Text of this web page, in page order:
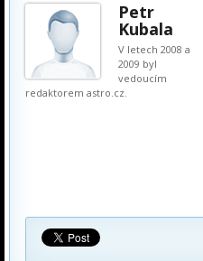
Petr
Kubala
V letech 2008 a
2009 byl
vedoucím
redaktorem astro.cz.